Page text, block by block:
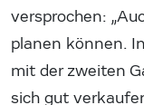
versprochen:
planen können.
mit der zweiten
sich gut